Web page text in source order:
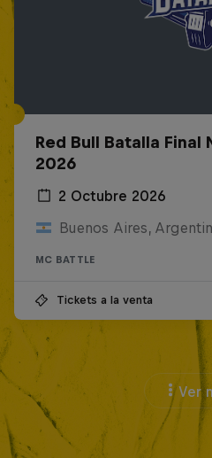
Red Bull Batalla Final
2026
2 Octubre 2026
Buenos Aires,
MC BATTLE
Tickets a la venta
Ver